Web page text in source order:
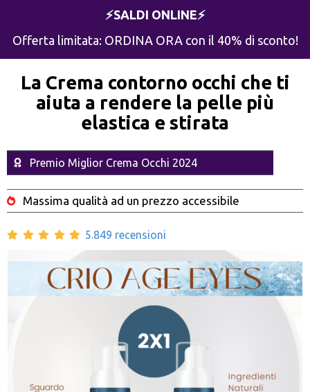
⚡️SALDI ONLINE⚡️
Offerta limitata: ORDINA ORA con il 40% di sconto!
La Crema contorno occhi che ti
aiuta a rendere la pelle più
elastica e stirata
Premio Miglior Crema Occhi 2024
Massima qualità ad un prezzo accessibile
5.849 recensioni